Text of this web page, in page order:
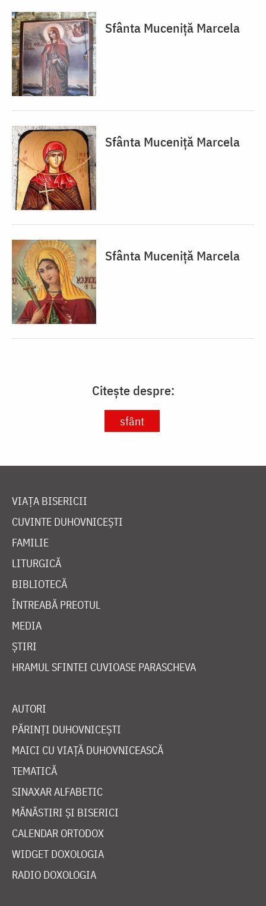
Sfânta Muceniță Marcela
Sfânta Muceniță Marcela
Sfânta Muceniță Marcela
Citește despre:
sfânt
VIAȚA BISERICII
CUVINTE DUHOVNICEȘTI
FAMILIE
LITURGICĂ
BIBLIOTECĂ
ÎNTREABĂ PREOTUL
MEDIA
ȘTIRI
HRAMUL SFINTEI CUVIOASE PARASCHEVA
AUTORI
PĂRINȚI DUHOVNICEȘTI
MAICI CU VIAȚĂ DUHOVNICEASCĂ
TEMATICĂ
SINAXAR ALFABETIC
MĂNĂSTIRI ȘI BISERICI
CALENDAR ORTODOX
WIDGET DOXOLOGIA
RADIO DOXOLOGIA